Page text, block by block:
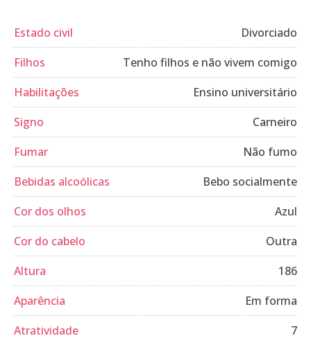
Estado civil
Divorciado
Filhos
Tenho filhos e não vivem comigo
Habilitações
Ensino universitário
Signo
Carneiro
Fumar
Não fumo
Bebidas alcoólicas
Bebo socialmente
Cor dos olhos
Azul
Cor do cabelo
Outra
Altura
186
Aparência
Em forma
Atratividade
7